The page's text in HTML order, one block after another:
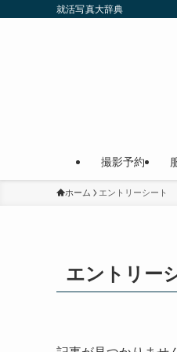
就活写真大辞典
撮影予約
ホーム エントリーシート
エントリー